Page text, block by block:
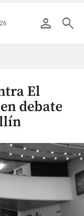
person search
El
debate